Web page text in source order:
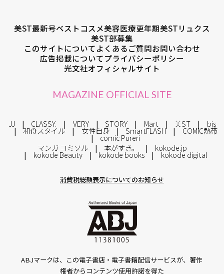
美ST最新号ベストコスメ美容医療更年期美STリュクス
美ST部募集
このサイトについてよくあるご質問お問い合わせ
広告掲載についてプライバシーポリシー
光文社オフィシャルサイト
MAGAZINE OFFICIAL SITE
JJ CLASSY. VERY STORY Mart 美ST bis
和食スタイル 女性自身 SmartFLASH COMIC熱帯
comic Pureri
マンガ コミソル
本がすき。 kokode.jp
kokode Beauty kokode books kokode digital
消費税総額表示についてのお知らせ
ABJマークは、この電子書店・電子書籍配信サービスが、著作
権者からコンテンツ使用許諾を得た